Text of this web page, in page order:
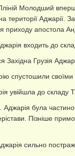
Молодший
території Аджарії.
приходу апостола
входить до
Західна Грузія
спустошили своїми
увійшла до складу
Аджарія була
Пізніше
сильно